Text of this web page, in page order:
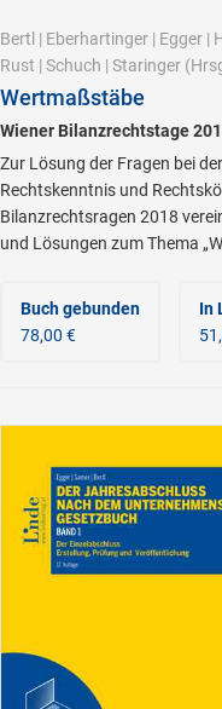
Bertl | Eberhartinger | Egger |
Rust | Schuch | Staringer
Wertmaßstäbe
Wiener Bilanzrechtstage
Zur Lösung der Fragen bei
Rechtskenntnis und
Bilanzrechtsragen 2018
und Lösungen zum Thema
Buch gebunden
78,00 €
In